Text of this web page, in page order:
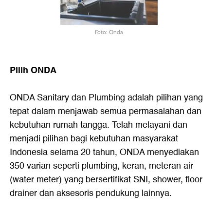
Foto: Onda
Pilih ONDA
ONDA Sanitary dan Plumbing adalah pilihan yang
tepat dalam menjawab semua permasalahan dan
kebutuhan rumah tangga. Telah melayani dan
menjadi pilihan bagi kebutuhan masyarakat
Indonesia selama 20 tahun, ONDA menyediakan
350 varian seperti plumbing, keran, meteran air
(water meter) yang bersertifikat SNI, shower, floor
drainer dan aksesoris pendukung lainnya.